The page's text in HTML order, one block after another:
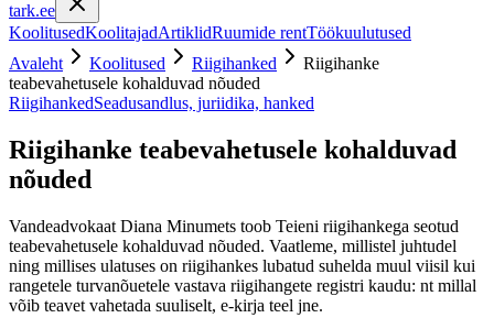
tark.ee
KoolitusedKoolitajadArtiklidRuumide rentTöökuulutused
Avaleht
Koolitused Riigihanked
Riigihanke
teabevahetusele kohalduvad nõuded
RiigihankedSeadusandlus, juriidika, hanked
Riigihanke teabevahetusele kohalduvad
nõuded
Vandeadvokaat Diana Minumets toob Teieni riigihankega seotud
teabevahetusele kohalduvad nõuded. Vaatleme, millistel juhtudel
ning millises ulatuses on riigihankes lubatud suhelda muul viisil kui
rangetele turvanõuetele vastava riigihangete registri kaudu: nt millal
võib teavet vahetada suuliselt, e-kirja teel jne.